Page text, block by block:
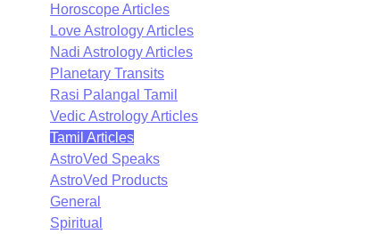
Horoscope Articles
Love Astrology Articles
Nadi Astrology Articles
Planetary Transits
Rasi Palangal Tamil
Vedic Astrology Articles
Tamil Articles
AstroVed Speaks
AstroVed Products
General
Spiritual